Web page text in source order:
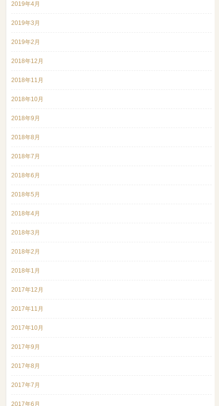
2019年4月
2019年3月
2019年2月
2018年12月
2018年11月
2018年10月
2018年9月
2018年8月
2018年7月
2018年6月
2018年5月
2018年4月
2018年3月
2018年2月
2018年1月
2017年12月
2017年11月
2017年10月
2017年9月
2017年8月
2017年7月
2017年6月